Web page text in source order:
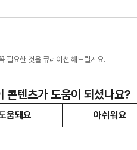
필요한 것을 큐레이션 해드릴게요.
콘텐츠가 도움이 되셨나요?
움돼요 아쉬워요